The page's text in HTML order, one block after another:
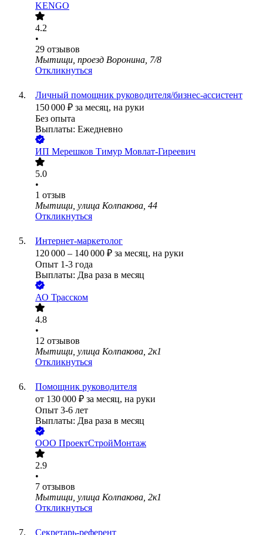
KENGO
4.2
•
29 отзывов
Мытищи, проезд Воронина, 7/8
Откликнуться
Личный помощник руководителя/бизнес-ассистент
150 000 ₽ за месяц, на руки
Без опыта
Выплаты: Ежедневно
ИП Мерешков Тимур Мовлат-Гиреевич
5.0
•
1 отзыв
Мытищи, улица Колпакова, 44
Откликнуться
Интернет-маркетолог
120 000 – 140 000 ₽ за месяц, на руки
Опыт 1-3 года
Выплаты: Два раза в месяц
АО Трасском
4.8
•
12 отзывов
Мытищи, улица Колпакова, 2к1
Откликнуться
Помощник руководителя
от 130 000 ₽ за месяц, на руки
Опыт 3-6 лет
Выплаты: Два раза в месяц
ООО ПроектСтройМонтаж
2.9
•
7 отзывов
Мытищи, улица Колпакова, 2к1
Откликнуться
Секретарь-референт